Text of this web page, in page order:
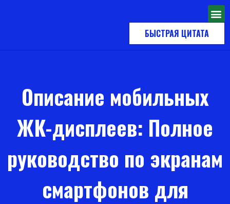
БЫСТРАЯ ЦИТАТА
Описание мобильных
ЖК-дисплеев: Полное
руководство по экранам
смартфонов для